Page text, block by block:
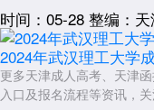
时间：05-28 整编：
2024年武汉理工大学
更多天津成人高考、天津
入口及报名流程等资讯，